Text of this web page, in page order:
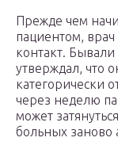
Прежде чем
пациентом,
контакт. Бывали
утверждал, что
категорически
через неделю
может
больных заново